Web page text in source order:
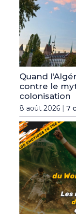
Quand
contre le
colonisation
8 août 2026 | 7